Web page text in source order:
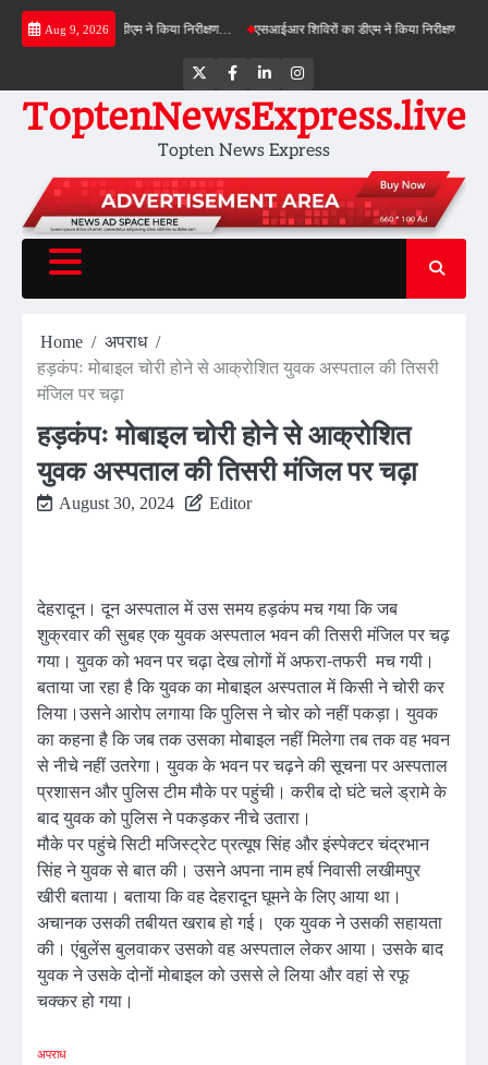
Skip
Aug 9, 2026
बाईपास का डीएम ने किया निरीक्षण… एसआईआर शिविरों का डीएम ने किया निरीक्षण,
TwitterFacebookLinkedInInstagram
ToptenNewsExpress.live
Topten News Express
Home
अपराध
हड़कंपः मोबाइल चोरी होने से आक्रोशित युवक अस्पताल की तिसरी
मंजिल पर चढ़ा
हड़कंपः मोबाइल चोरी होने से आक्रोशित
युवक अस्पताल की तिसरी मंजिल पर चढ़ा
August 30, 2024 Editor
देहरादून। दून अस्पताल में उस समय हड़कंप मच गया कि जब
शुक्रवार की सुबह एक युवक अस्पताल भवन की तिसरी मंजिल पर चढ़
गया। युवक को भवन पर चढ़ा देख लोगों में अफरा-तफरी मच गयी।
बताया जा रहा है कि युवक का मोबाइल अस्पताल में किसी ने चोरी कर
लिया।उसने आरोप लगाया कि पुलिस ने चोर को नहीं पकड़ा। युवक
का कहना है कि जब तक उसका मोबाइल नहीं मिलेगा तब तक वह भवन
से नीचे नहीं उतरेगा। युवक के भवन पर चढ़ने की सूचना पर अस्पताल
प्रशासन और पुलिस टीम मौके पर पहुंची। करीब दो घंटे चले ड्रामे के
बाद युवक को पुलिस ने पकड़कर नीचे उतारा।
मौके पर पहुंचे सिटी मजिस्ट्रेट प्रत्यूष सिंह और इंस्पेक्टर चंद्रभान
सिंह ने युवक से बात की। उसने अपना नाम हर्ष निवासी लखीमपुर
खीरी बताया। बताया कि वह देहरादून घूमने के लिए आया था।
अचानक उसकी तबीयत खराब हो गई। एक युवक ने उसकी सहायता
की। एंबुलेंस बुलवाकर उसको वह अस्पताल लेकर आया। उसके बाद
युवक ने उसके दोनों मोबाइल को उससे ले लिया और वहां से रफू
चक्कर हो गया।
अपराध